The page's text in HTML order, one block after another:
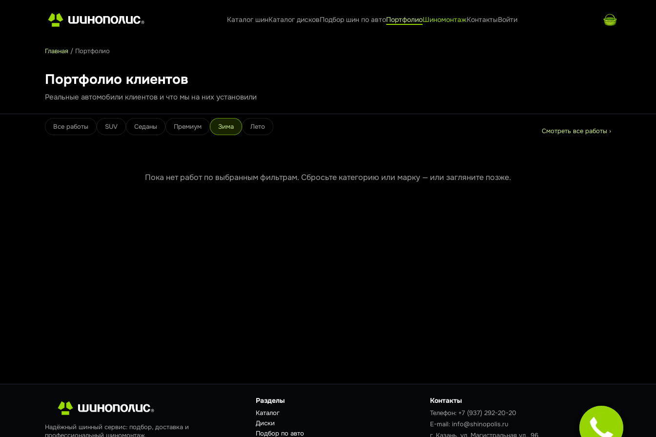
Каталог шинКаталог дисковПодбор шин по автоПортфолиоШиномонтажКонтактыВойти
Главная / Портфолио
Портфолио клиентов
Реальные автомобили клиентов и что мы на них установили
Все работы SUV Седаны Премиум Зима Лето
Смотреть все работы ›
Пока нет работ по выбранным фильтрам. Сбросьте категорию или марку — или загляните позже.
Надёжный шинный сервис: подбор, доставка и
профессиональный шиномонтаж.
Разделы
Каталог
Диски
Подбор по авто
Контакты
Телефон: +7 (937) 292-20-20
E-mail:info@shinopolis.ru
г. Казань, ул. Магистральная ул., 96